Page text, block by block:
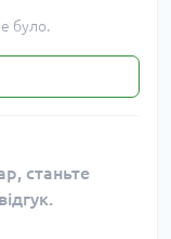
було.
станьте